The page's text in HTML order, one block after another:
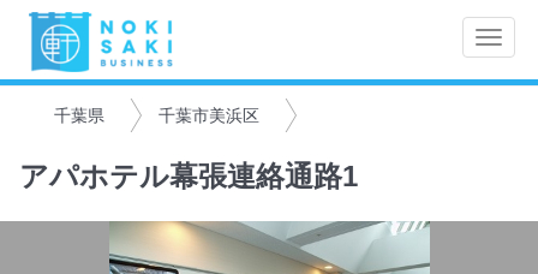
Toggle
千葉県 千葉市美浜区
アパホテル幕張連絡通路1